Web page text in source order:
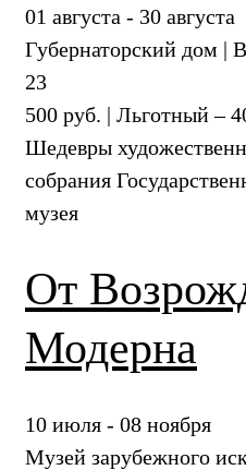
01 августа - 30 августа
Губернаторский дом |
23
500 руб. | Льготный –
Шедевры
собрания
музея
От
Модерна
10 июля - 08 ноября
Музей зарубежного